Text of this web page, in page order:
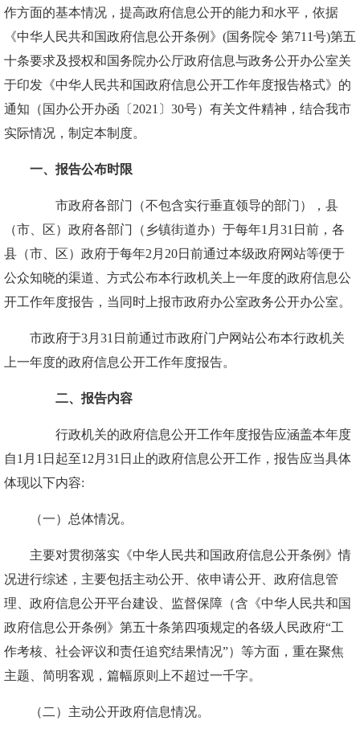
作方面的基本情况，提高政府信息公开的能力和水平，依据
《中华人民共和国政府信息公开条例》(国务院令 第711号)第五
十条要求及授权和国务院办公厅政府信息与政务公开办公室关
于印发《中华人民共和国政府信息公开工作年度报告格式》的
通知（ 国办公开办函〔2021〕30号） 有关文件精神，结合我市
实际情况，制定本制度。
一、报告公布时限
市政府各部门（不包含实行垂直领导的部门 ），县
（市、区）政府各部门（乡镇街道办）于每年1月31日前，各
县（市、区）政府于每年2月20日前通过本级政府网站等便于
公众知晓的渠道、方式公布本行政机关上一年度的政府信息公
开工作年度报告，当同时上报市政府办公室政务公开办公室。
市政府于3月31日前通过市政府门户网站公布本行政机关
上一年度的政府信息公开工作年度报告。
二、报告内容
行政机关的政府信息公开工作年度报告应涵盖本年度
自1月1日起至12月31日止的政府信息公开工作，报告应当具体
体现以下内容:
（一）总体情况。
主要对贯彻落实《中华人民共和国政府信息公开条例》情
况进行综述，主要包括主动公开、依申请公开、政府信息管
理、政府信息公开平台建设、监督保障（含《中华人民共和国
政府信息公开条例》第五十条第四项规定的各级人民政府“工
作考核、社会评议和责任追究结果情况”）等方面，重在聚焦
主题、简明客观，篇幅原则上不超过一千字。
（二）主动公开政府信息情况。